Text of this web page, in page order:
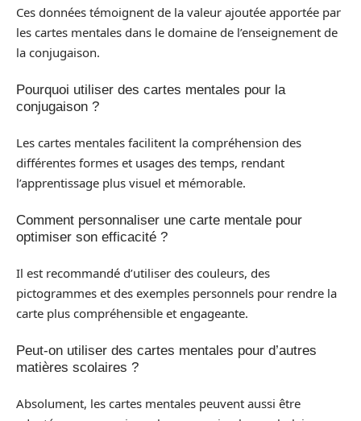
Ces données témoignent de la valeur ajoutée apportée par
les cartes mentales dans le domaine de l’enseignement de
la conjugaison.
Pourquoi utiliser des cartes mentales pour la
conjugaison ?
Les cartes mentales facilitent la compréhension des
différentes formes et usages des temps, rendant
l’apprentissage plus visuel et mémorable.
Comment personnaliser une carte mentale pour
optimiser son efficacité ?
Il est recommandé d’utiliser des couleurs, des
pictogrammes et des exemples personnels pour rendre la
carte plus compréhensible et engageante.
Peut-on utiliser des cartes mentales pour d’autres
matières scolaires ?
Absolument, les cartes mentales peuvent aussi être